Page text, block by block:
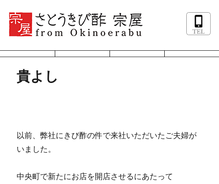
貴よし
以前、弊社にきび酢の件で来社いただいたご夫婦が
いました。
中央町で新たにお店を開店させるにあたって